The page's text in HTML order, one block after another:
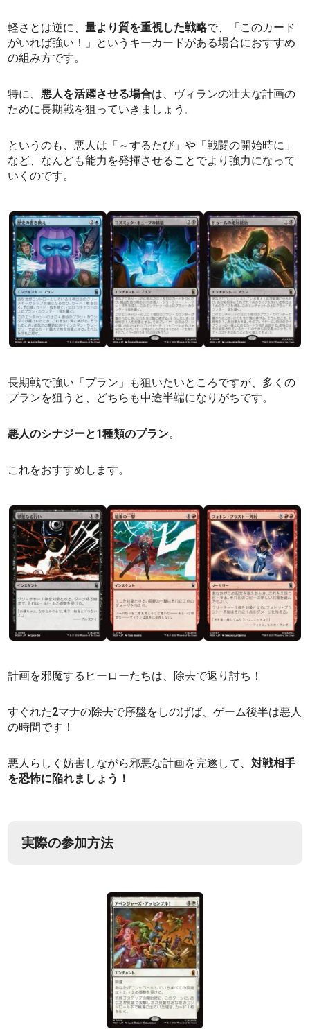
軽さとは逆に、量より質を重視した戦略で、「このカード
がいれば強い！」というキーカードがある場合におすすめ
の組み方です。
特に、 悪人を活躍させる場合は、ヴィランの壮大な計画の
ために長期戦を狙っていきましょう。
というのも、悪人は「～するたび」や「戦闘の開始時に」
など、なんども能力を発揮させることでより強力になって
いくのです。
長期戦で強い「プラン」も狙いたいところですが、多くの
プランを狙うと、どちらも中途半端になりがちです。
悪人のシナジーと1種類のプラン。
これをおすすめします。
計画を邪魔するヒーローたちは、除去で返り討ち！
すぐれた2マナの除去で序盤をしのげば、ゲーム後半は悪人
の時間です！
悪人らしく妨害しながら邪悪な計画を完遂して、対戦相手
を恐怖に陥れましょう！
実際の参加方法